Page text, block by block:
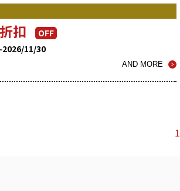
扣
OFF
2026/11/30
AND MORE
1